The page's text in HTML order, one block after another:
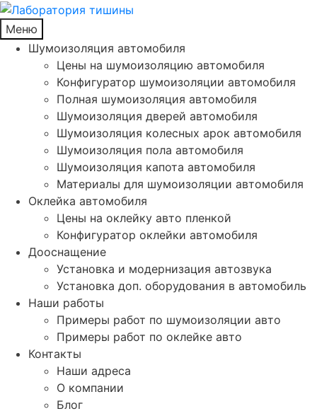
Меню
Шумоизоляция автомобиля
Цены на шумоизоляцию автомобиля
Конфигуратор шумоизоляции автомобиля
Полная шумоизоляция автомобиля
Шумоизоляция дверей автомобиля
Шумоизоляция колесных арок автомобиля
Шумоизоляция пола автомобиля
Шумоизоляция капота автомобиля
Материалы для шумоизоляции автомобиля
Оклейка автомобиля
Цены на оклейку авто пленкой
Конфигуратор оклейки автомобиля
Дооснащение
Установка и модернизация автозвука
Установка доп. оборудования в автомобиль
Наши работы
Примеры работ по шумоизоляции авто
Примеры работ по оклейке авто
Контакты
Наши адреса
О компании
Блог